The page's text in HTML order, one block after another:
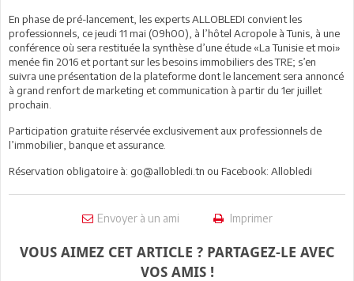
En phase de pré-lancement, les experts ALLOBLEDI convient les
professionnels, ce jeudi 11 mai (09h00), à l’hôtel Acropole à Tunis, à une
conférence où sera restituée la synthèse d’une étude «La Tunisie et moi»
menée fin 2016 et portant sur les besoins immobiliers des TRE; s’en
suivra une présentation de la plateforme dont le lancement sera annoncé
à grand renfort de marketing et communication à partir du 1er juillet
prochain.
Participation gratuite réservée exclusivement aux professionnels de
l’immobilier, banque et assurance.
Réservation obligatoire à: go@allobledi.tn ou Facebook: Allobledi
Envoyer à un ami Imprimer
VOUS AIMEZ CET ARTICLE ? PARTAGEZ-LE AVEC
VOS AMIS !